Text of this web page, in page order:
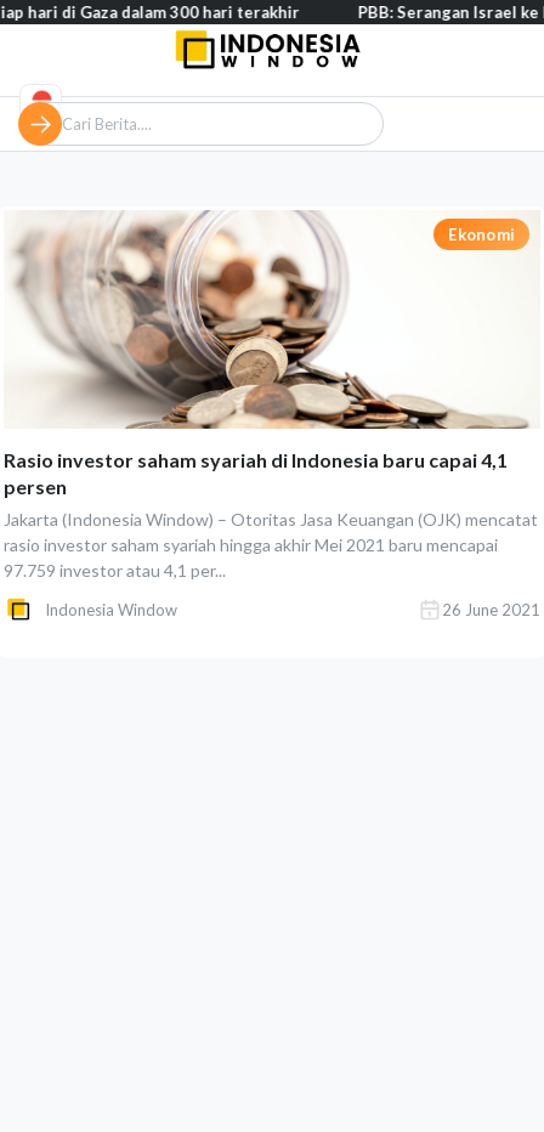
Ekonomi
Rasio investor saham syariah di Indonesia baru capai 4,1
persen
Jakarta (Indonesia Window) – Otoritas Jasa Keuangan (OJK) mencatat
rasio investor saham syariah hingga akhir Mei 2021 baru mencapai
97.759 investor atau 4,1 per...
Indonesia Window 26 June 2021
Gaza dalam 300 hari terakhir PBB: Serangan Israel ke